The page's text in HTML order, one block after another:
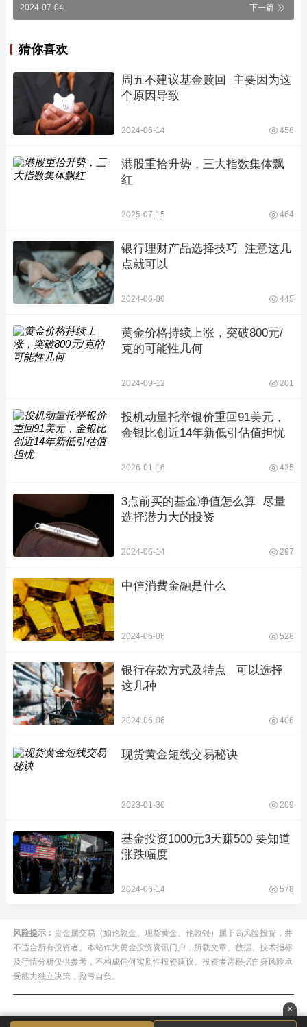
2024-07-04 下一篇
猜你喜欢
周五不建议基金赎回  主要因为这
个原因导致
2024-06-14 458
港股重拾升势，三大指数集体飘
红
2025-07-15 464
银行理财产品选择技巧  注意这几
点就可以
2024-06-06 445
黄金价格持续上涨，突破800元/
克的可能性几何
2024-09-12 201
投机动量托举银价重回91美元，
金银比创近14年新低引估值担忧
2026-01-16 425
3点前买的基金净值怎么算  尽量
选择潜力大的投资
2024-06-14 297
中信消费金融是什么
2024-06-06 528
银行存款方式及特点   可以选择
这几种
2024-06-06 406
现货黄金短线交易秘诀
2023-01-30 209
基金投资1000元3天赚500 要知道
涨跌幅度
2024-06-14 578
风险提示： 贵金属交易（如伦敦金、现货黄金、伦敦银）属于高风险投资，并
不适合所有投资者。本站作为黄金投资资讯门户，所载文章、数据、技术指标
及行情分析仅供参考，不构成任何实质性投资建议。投资者需根据自身风险承
受能力独立决策，盈亏自负。
×